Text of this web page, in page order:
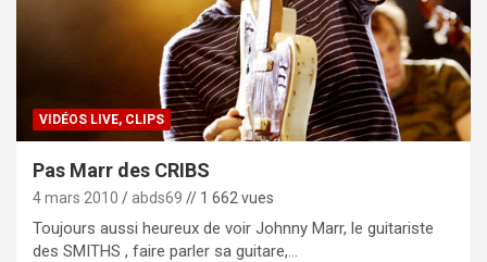
VIDÉOS LIVE, CLIPS
Pas Marr des CRIBS
4 mars 2010 abds69 // 1 662 vues
Toujours aussi heureux de voir Johnny Marr, le guitariste
des SMITHS , faire parler sa guitare,…